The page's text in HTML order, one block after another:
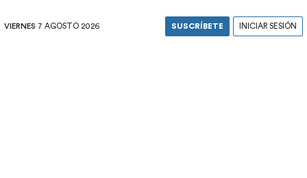
VIERNES 7 AGOSTO 2026 SUSCRÍBETE INICIAR SESIÓN